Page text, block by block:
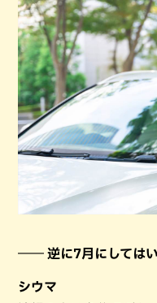
―― 逆に7月にしてはい
シウマ